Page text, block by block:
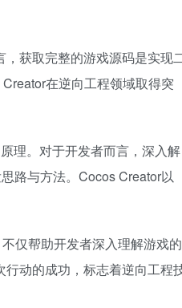
获取完整的游戏源码是实现
在逆向工程领域取得突
理。对于开发者而言，深入解
路与方法。Cocos Creator以
仅帮助开发者深入理解游戏的
动的成功，标志着逆向工程